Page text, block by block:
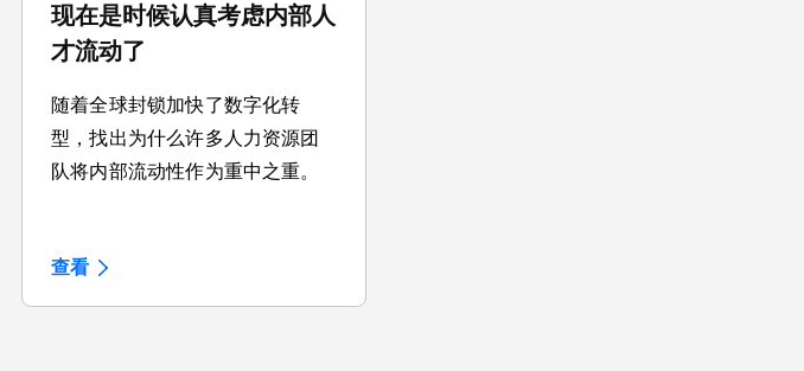
现在是时候认真考虑内部人
才流动了
随着全球封锁加快了数字化转
型，找出为什么许多人力资源团
队将内部流动性作为重中之重。
查看